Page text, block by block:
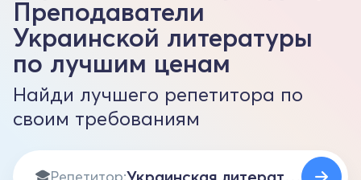
Преподаватели
Украинской литературы
по лучшим ценам
Найди лучшего репетитора по
своим требованиям